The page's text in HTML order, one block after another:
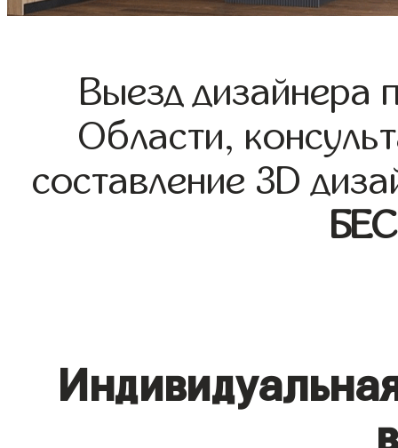
Выезд дизайнера
Области,
составление 3D